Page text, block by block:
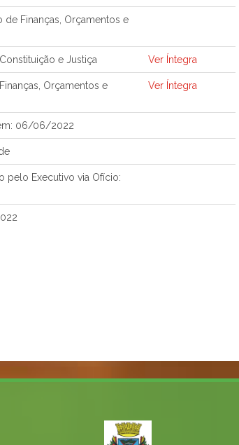
de Finanças, Orçamentos e
e Justiça Ver Íntegra
Orçamentos e
Ver Íntegra
06/06/2022
pelo Executivo via Ofício: